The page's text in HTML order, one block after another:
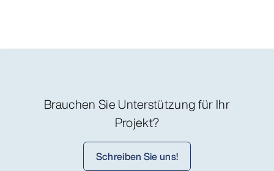
Brauchen Sie Unterstützung für Ihr
Projekt?
Schreiben Sie uns!